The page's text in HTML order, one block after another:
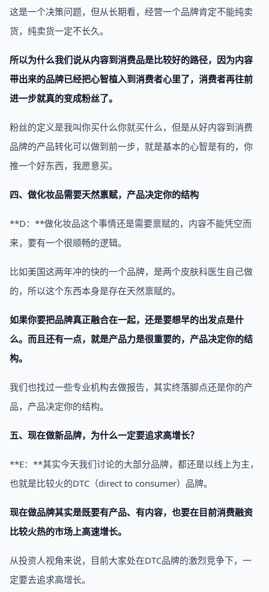
这是一个决策问题，但从长期看，经营一个品牌肯定不能纯卖
货，纯卖货一定不长久。
所以为什么我们说从内容到消费品是比较好的路径，因为内容
带出来的品牌已经把心智植入到消费者心里了，消费者再往前
进一步就真的变成粉丝了。
粉丝的定义是我叫你买什么你就买什么，但是从好内容到消费
品牌的产品转化可以做到前一步，就是基本的心智是有的，你
推一个好东西，我愿意买。
四、做化妆品需要天然禀赋，产品决定你的结构
**D：**做化妆品这个事情还是需要禀赋的，内容不能凭空而
来，要有一个很顺畅的逻辑。
比如美国这两年冲的快的一个品牌，是两个皮肤科医生自己做
的，所以这个东西本身是存在天然禀赋的。
如果你要把品牌真正融合在一起，还是要想早的出发点是什
么。而且还有一点，就是产品力是很重要的，产品决定你的结
构。
我们也找过一些专业机构去做报告，其实终落脚点还是你的产
品，产品决定你的结构。
五、现在做新品牌，为什么一定要追求高增长？
**E：**其实今天我们讨论的大部分品牌，都还是以线上为主，
也就是比较火的DTC（direct to consumer）品牌。
现在做品牌其实是既要有产品、有内容，也要在目前消费融资
比较火热的市场上高速增长。
从投资人视角来说，目前大家处在DTC品牌的激烈竞争下，一
定要去追求高增长。